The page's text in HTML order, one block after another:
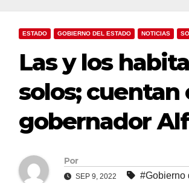
ESTADO GOBIERNO DEL ESTADO NOTICIAS
Las y los
solos; cuentan
gobernador
Por
SEP 9, 2022 #Gobierno